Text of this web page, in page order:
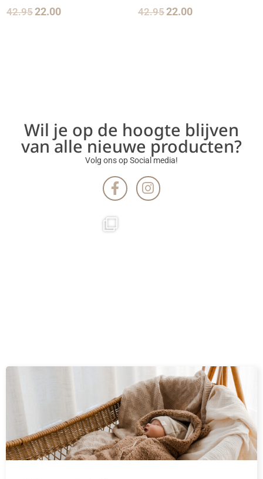
42.9522.00 42.9522.00
Wil je op de hoogte blijven
van alle nieuwe producten?
Volg ons op Social media!